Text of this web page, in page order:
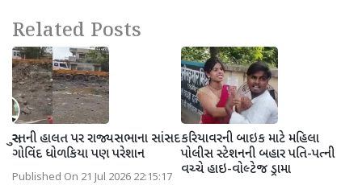
Related Posts
સુરતની હાલત પર રાજ્યસભાના સાંસદ
ગોવિંદ ધોળકિયા પણ પરેશાન
Published On 21 Jul 2026 22:15:17
કરિયાવરની બાઇક માટે મહિલા
પોલીસ સ્ટેશનની બહાર પતિ-પત્ની
વચ્ચે હાઇ-વોલ્ટેજ ડ્રામા